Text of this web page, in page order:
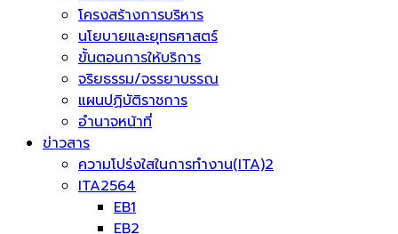
โครงสร้างการบริหาร
นโยบายและยุทธศาสตร์
ขั้นตอนการให้บริการ
จริยธรรม/จรรยาบรรณ
แผนปฏิบัติราชการ
อำนาจหน้าที่
ข่าวสาร
ความโปร่งใสในการทำงาน(ITA)2
ITA2564
EB1
EB2